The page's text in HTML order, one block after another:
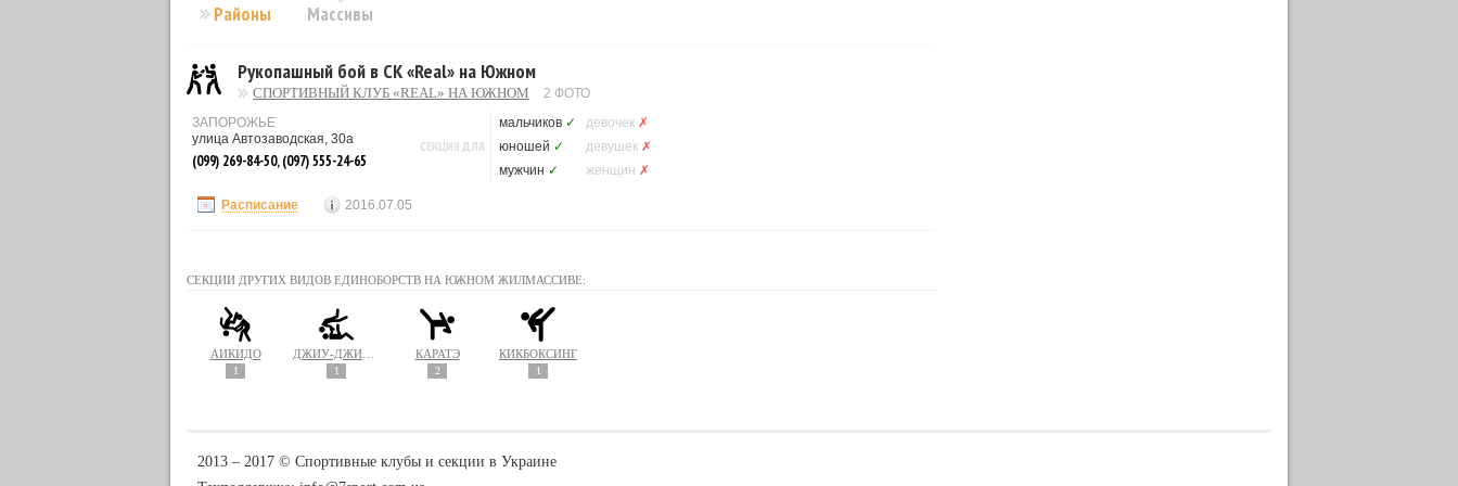
Районы Массивы
Рукопашный бой в СК «Real» на Южном
СПОРТИВНЫЙ КЛУБ «REAL» НА ЮЖНОМ
2 ФОТО
ЗАПОРОЖЬЕ
улица Автозаводская, 30а
(099) 269-84-50, (097) 555-24-65
СЕКЦИЯ ДЛЯ
мальчиков ✓ девочек ✗
юношей ✓ девушек ✗
мужчин ✓ женщин ✗
Расписание 2016.07.05
СЕКЦИИ ДРУГИХ ВИДОВ ЕДИНОБОРСТВ НА ЮЖНОМ ЖИЛМАССИВЕ:
АЙКИДО
1 1
КАРАТЭ
2
КИКБОКСИНГ
1
2013 ‒ 2017 © Спортивные клубы и секции в Украине